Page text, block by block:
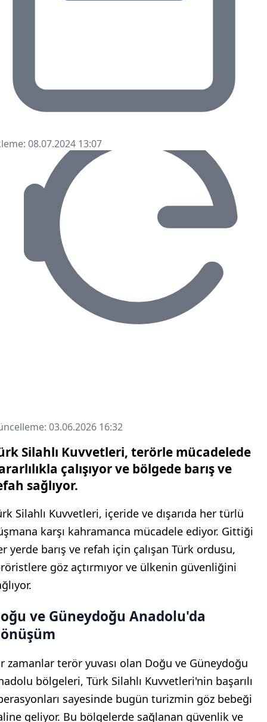
08.07.2024 13:07
03.06.2026 16:32
Silahlı Kuvvetleri, terörle mücadelede
çalışıyor ve bölgede barış ve
sağlıyor.
Silahlı Kuvvetleri, içeride ve dışarıda her türlü
karşı kahramanca mücadele ediyor. Gittiği
yerde barış ve refah için çalışan Türk ordusu,
göz açtırmıyor ve ülkenin güvenliğini
ve Güneydoğu Anadolu'da
zamanlar terör yuvası olan Doğu ve Güneydoğu
bölgeleri, Türk Silahlı Kuvvetleri'nin başarılı
sayesinde bugün turizmin göz bebeği
geliyor. Bu bölgelerde sağlanan güvenlik ve